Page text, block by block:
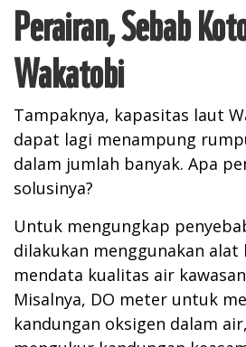
Perairan, Sebab
Wakatobi
Tampaknya, kapasitas laut
dapat lagi menampung
dalam jumlah banyak. Apa
solusinya?
Untuk mengungkap
dilakukan menggunakan
mendata kualitas air
Misalnya, DO meter untuk
kandungan oksigen dalam